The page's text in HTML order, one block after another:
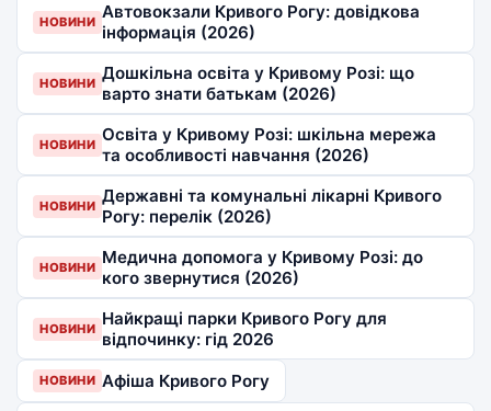
НОВИНИ Автовокзали Кривого Рогу: довідкова
інформація (2026)
НОВИНИ Дошкільна освіта у Кривому Розі: що
варто знати батькам (2026)
НОВИНИ Освіта у Кривому Розі: шкільна мережа
та особливості навчання (2026)
НОВИНИ Державні та комунальні лікарні Кривого
Рогу: перелік (2026)
НОВИНИ Медична допомога у Кривому Розі: до
кого звернутися (2026)
НОВИНИ Найкращі парки Кривого Рогу для
відпочинку: гід 2026
НОВИНИ Афіша Кривого Рогу